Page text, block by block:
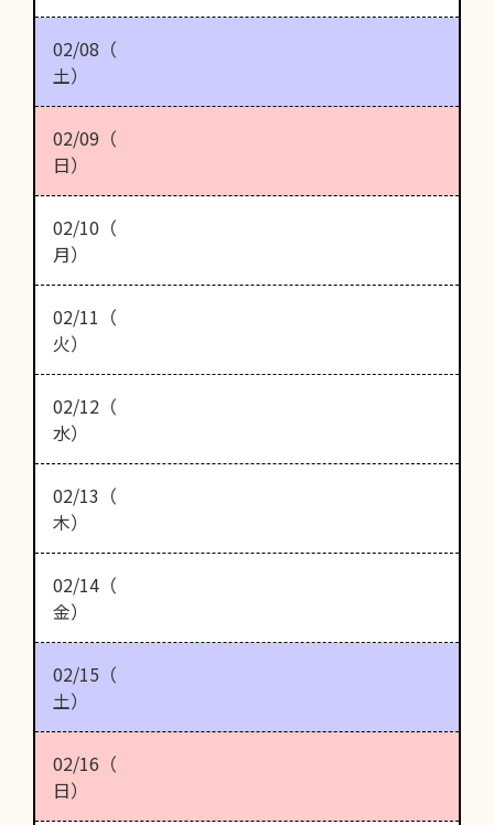
02/08（
土）
02/09（
日）
02/10（
月）
02/11（
火）
02/12（
水）
02/13（
木）
02/14（
金）
02/15（
土）
02/16（
日）